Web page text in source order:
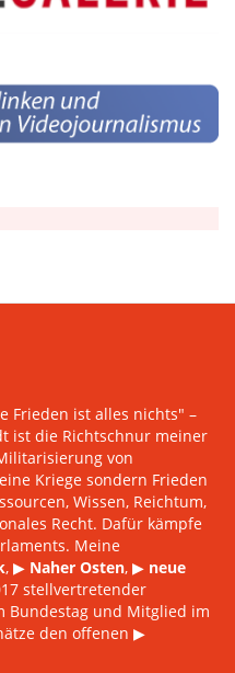
Frieden ist alles nichts" –
ist die Richtschnur meiner
von
Kriege sondern Frieden
Wissen, Reichtum,
Recht. Dafür kämpfe
Meine
, ▶ Naher Osten, ▶ neue
stellvertretender
Bundestag und Mitglied im
den offenen ▶